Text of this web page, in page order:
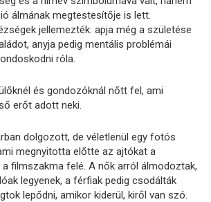
álmának megtestesítője is lett.
jellemezték: apja még a születése
anyja pedig mentális problémái
róla.
és gondozóknál nőtt fel, ami
erőt adott neki.
dolgozott, de véletlenül egy fotós
megnyitotta előtte az ajtókat a
a filmszakma felé. A nők arról álmodoztak,
legyenek, a férfiak pedig csodálták
lepődni, amikor kiderül, kiről van szó.